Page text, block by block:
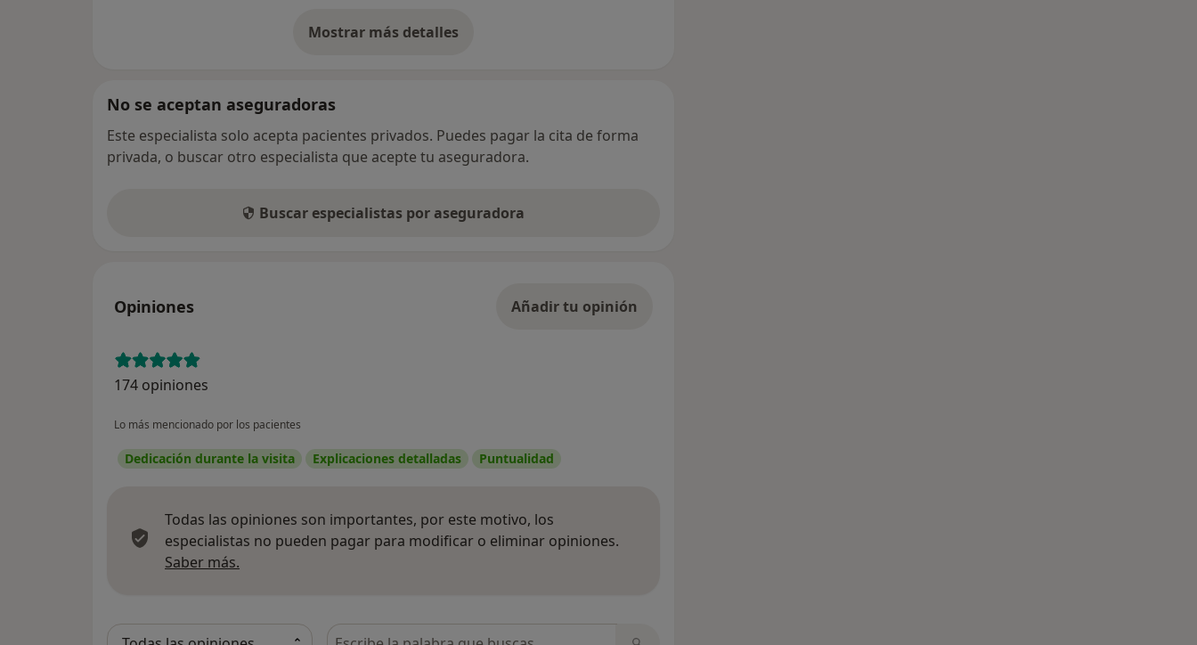
Mostrar más detalles
sobre la dirección
No se aceptan aseguradoras
Este especialista solo acepta pacientes privados. Puedes pagar la cita de forma
privada, o buscar otro especialista que acepte tu aseguradora.
Buscar especialistas por aseguradora
Opiniones Añadir tu opinión
174 opiniones
Lo más mencionado por los pacientes
Dedicación durante la visita Explicaciones detalladas Puntualidad
Todas las opiniones son importantes, por este motivo, los
especialistas no pueden pagar para modificar o eliminar opiniones.
Saber más.
Busca en opiniones